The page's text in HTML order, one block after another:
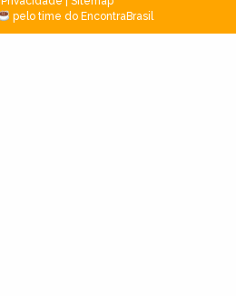
pelo time do EncontraBrasil